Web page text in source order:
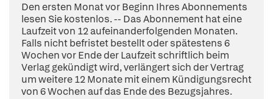
Den ersten Monat vor Beginn Ihres Abonnements
lesen Sie kostenlos. -- Das Abonnement hat eine
Laufzeit von 12 aufeinanderfolgenden Monaten.
Falls nicht befristet bestellt oder spätestens 6
Wochen vor Ende der Laufzeit schriftlich beim
Verlag gekündigt wird, verlängert sich der Vertrag
um weitere 12 Monate mit einem Kündigungsrecht
von 6 Wochen auf das Ende des Bezugsjahres.